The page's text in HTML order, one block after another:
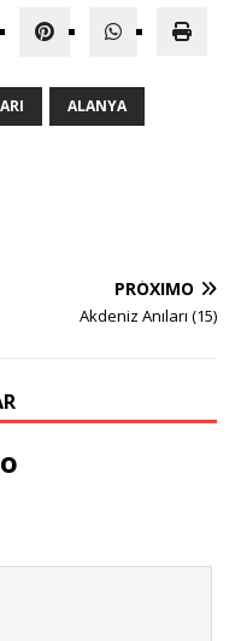
ALANYA
PRÓXIMO
Akdeniz Anıları (15)